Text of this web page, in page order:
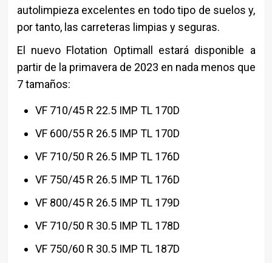
autolimpieza excelentes en todo tipo de suelos y,
por tanto, las carreteras limpias y seguras.
El nuevo Flotation Optimall estará disponible a
partir de la primavera de 2023 en nada menos que
7 tamaños:
VF 710/45 R 22.5 IMP TL 170D
VF 600/55 R 26.5 IMP TL 170D
VF 710/50 R 26.5 IMP TL 176D
VF 750/45 R 26.5 IMP TL 176D
VF 800/45 R 26.5 IMP TL 179D
VF 710/50 R 30.5 IMP TL 178D
VF 750/60 R 30.5 IMP TL 187D